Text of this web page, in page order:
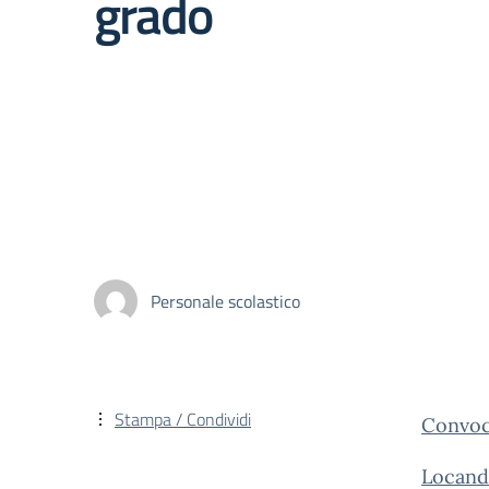
Personale scolastico
Stampa / Condividi